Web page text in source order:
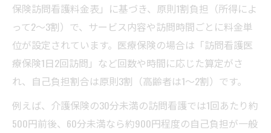
保険訪問看護料金表」に基づき、原則1割負担（所得によ
って2～3割）で、サービス内容や訪問時間ごとに料金単
位が設定されています。医療保険の場合は「訪問看護医
療保険1日2回訪問」など回数や時間に応じた算定がさ
れ、自己負担割合は原則3割（高齢者は1～2割）です。
例えば、介護保険の30分未満の訪問看護では1回あたり約
500円前後、60分未満なら約900円程度の自己負担が一般